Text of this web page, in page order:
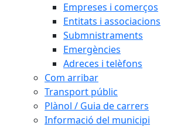
Empreses i comerços
Entitats i associacions
Submnistraments
Emergències
Adreces i telèfons
Com arribar
Transport públic
Plànol / Guia de carrers
Informació del municipi